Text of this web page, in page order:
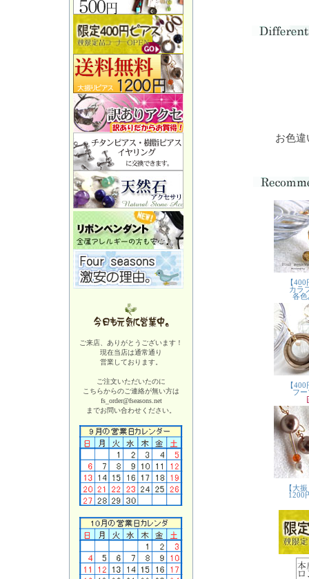
ご来店、ありがとうございます！
現在当店は通常通り
営業しております。
ご注文いただいたのに
こちらからのご連絡が無い方は
fs_order@fseasons.net
までお問い合わせください。
お色